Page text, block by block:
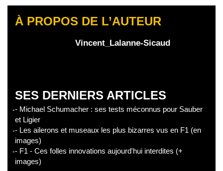
À PROPOS DE L’AUTEUR
Vincent_Lalanne-Sicaud
SES DERNIERS ARTICLES
- Michael Schumacher : ses tests méconnus pour Sauber
et Ligier
- Les ailerons et museaux les plus bizarres vus en F1 (en
images)
- F1 - Ces folles innovations aujourd'hui interdites (+
images)